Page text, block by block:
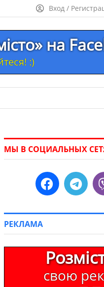
Вход /
на
:)
МЫ В СОЦИАЛЬНЫХ
РЕКЛАМА
свою